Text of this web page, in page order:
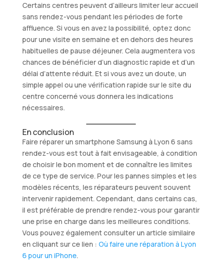
Certains centres peuvent d’ailleurs limiter leur accueil
sans rendez-vous pendant les périodes de forte
affluence. Si vous en avez la possibilité, optez donc
pour une visite en semaine et en dehors des heures
habituelles de pause déjeuner. Cela augmentera vos
chances de bénéficier d’un diagnostic rapide et d’un
délai d’attente réduit. Et si vous avez un doute, un
simple appel ou une vérification rapide sur le site du
centre concerné vous donnera les indications
nécessaires.
En conclusion
Faire réparer un smartphone Samsung à Lyon 6 sans
rendez-vous est tout à fait envisageable, à condition
de choisir le bon moment et de connaître les limites
de ce type de service. Pour les pannes simples et les
modèles récents, les réparateurs peuvent souvent
intervenir rapidement. Cependant, dans certains cas,
il est préférable de prendre rendez-vous pour garantir
une prise en charge dans les meilleures conditions.
Vous pouvez également consulter un article similaire
en cliquant sur ce lien : Où faire une réparation à Lyon
6 pour un iPhone.